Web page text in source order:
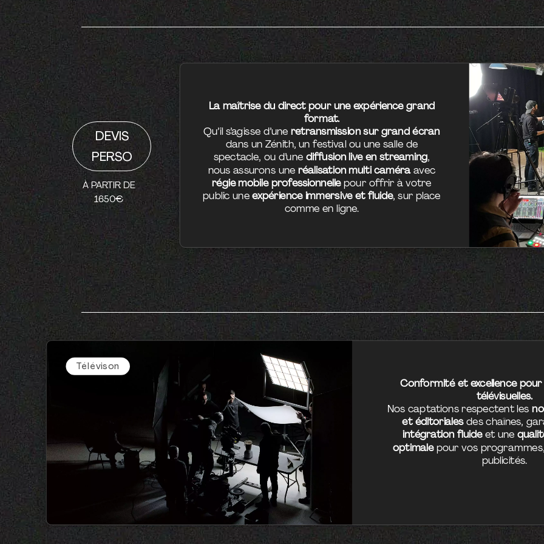
La maîtrise du direct pour une expérience grand
format.
Qu’il s’agisse d’uneretransmission sur grand écran
dans un Zénith, un festival ou une salle de
spectacle, ou d’unediffusion live en streaming,
nous assurons uneréalisation multi caméraavec
régie mobile professionnellepour offrir à votre
public uneexpérience immersive et fluide, sur place
comme en ligne.
DEVIS
PERSO
À PARTIR DE
1650€
Télévison
Conformité et excellence
télévisuelles.
Nos captations respectent les
et éditorialesdes chaînes,
intégration fluideet une
optimalepour vos
publicités.